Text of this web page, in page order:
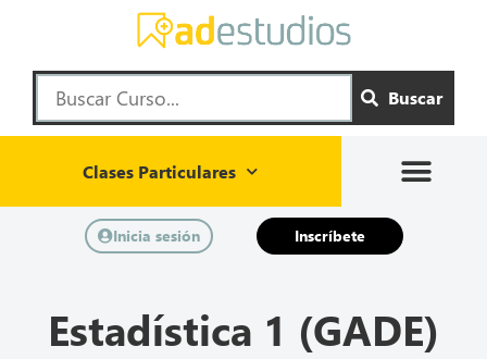
Buscar
Clases Particulares
Inicia sesión Inscríbete
Estadística 1 (GADE)